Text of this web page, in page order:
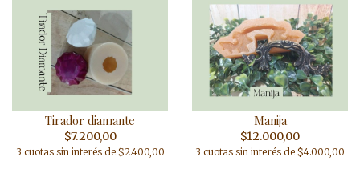
Tirador diamante
$7.200,00
3 cuotas sin interés de $2.400,00
Manija
$12.000,00
3 cuotas sin interés de $4.000,00